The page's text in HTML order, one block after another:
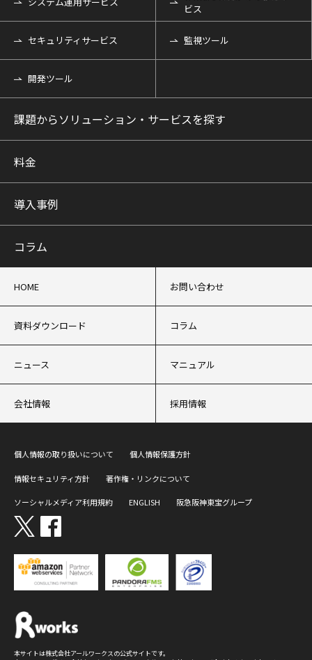
ビス
セキュリティサービス 監視ツール
開発ツール
課題からソリューション・サービスを探す
料金
導入事例
コラム
HOME お問い合わせ
資料ダウンロード コラム
ニュース マニュアル
会社情報 採用情報
個人情報の取り扱いについて 個人情報保護方針
情報セキュリティ方針 著作権・リンクについて
ソーシャルメディア利用規約 ENGLISH 阪急阪神東宝グループ
本サイトは株式会社アールワークスの公式サイトです。